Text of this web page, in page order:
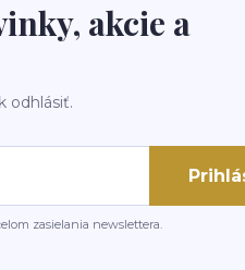
akcie a
odhlásiť.
zasielania newslettera.